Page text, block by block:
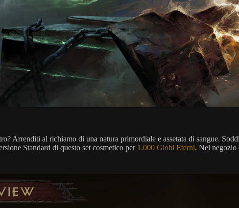
Arrenditi al richiamo di una natura primordiale e assetata di sangue.
Standard di questo set cosmetico per 1.000 Globi Eterni. Nel negozio